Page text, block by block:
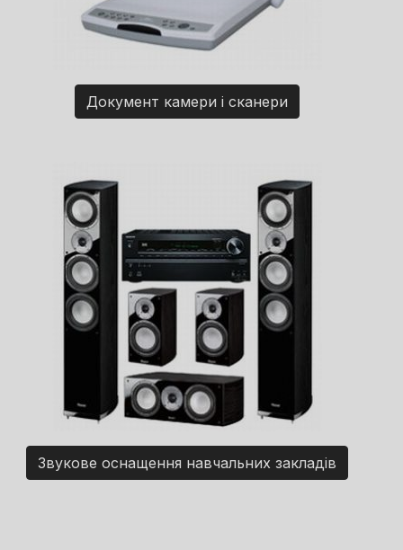
Документ камери і сканери
Звукове оснащення навчальних закладів